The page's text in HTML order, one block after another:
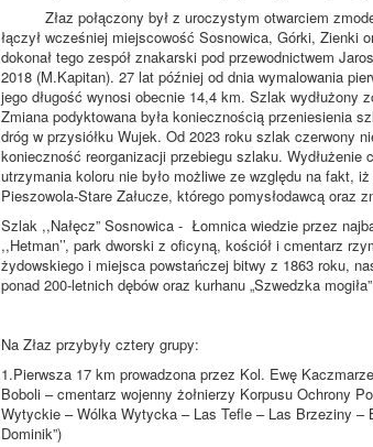
Złaz połączony był z uroczystym otwarciem
łączył wcześniej miejscowość Sosnowica, Górki, Zienki
dokonał tego zespół znakarski pod przewodnictwem
2018 (M.Kapitan). 27 lat później od dnia wymalowania
jego długość wynosi obecnie 14,4 km. Szlak
Zmiana podyktowana była koniecznością przeniesienia
dróg w przysiółku Wujek. Od 2023 roku szlak czerwony
konieczność reorganizacji przebiegu szlaku.
utrzymania koloru nie było możliwe ze względu na fakt,
Pieszowola-Stare Załucze, którego pomysłodawcą oraz
Szlak ,,Nałęcz” Sosnowica - Łomnica wiedzie przez
,,Hetman’’, park dworski z oficyną, kościół i cmentarz
żydowskiego i miejsca powstańczej bitwy z 1863 roku,
ponad 200-letnich dębów oraz kurhanu „Szwedzka
Na Złaz przybyły cztery grupy:
1.Pierwsza 17 km prowadzona przez Kol. Ewę
Boboli – cmentarz wojenny żołnierzy Korpusu Ochrony
Wytyckie – Wólka Wytycka – Las Tefle – Las Brzeziny
Dominik”)